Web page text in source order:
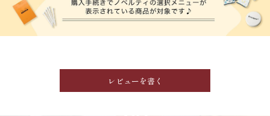
レビューを書く